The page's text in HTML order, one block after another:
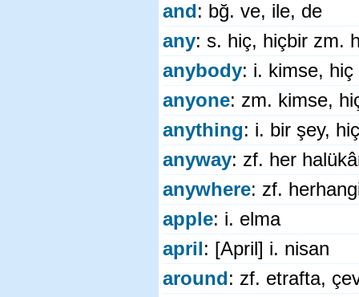
and: bğ. ve, ile, de
any: s. hiç, hiçbir zm.
anybody: i. kimse,
anyone: zm. kimse,
anything: i. bir şey,
anyway: zf. her
anywhere: zf.
apple: i. elma
april: [April] i. nisan
around: zf. etrafta,